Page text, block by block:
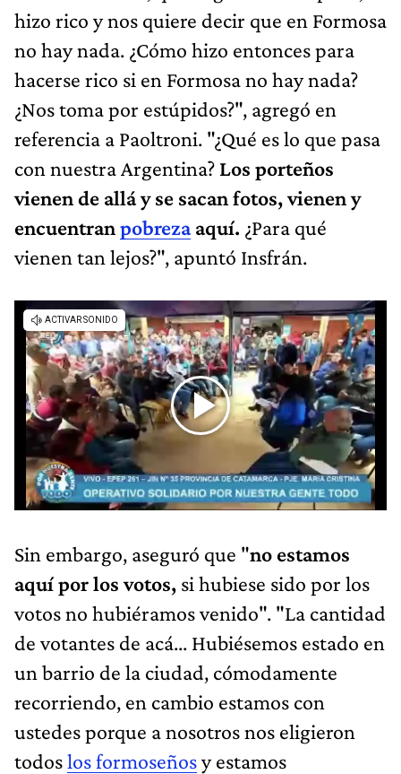
hizo rico y nos quiere decir que en Formosa
no hay nada. ¿Cómo hizo entonces para
hacerse rico si en Formosa no hay nada?
¿Nos toma por estúpidos?", agregó en
referencia a Paoltroni. "¿Qué es lo que pasa
con nuestra Argentina? Los porteños
vienen de allá y se sacan fotos, vienen y
encuentranpobrezaaquí. ¿Para qué
vienen tan lejos?", apuntó Insfrán.
Sin embargo, aseguró que "no estamos
aquí por los votos, si hubiese sido por los
votos no hubiéramos venido". "La cantidad
de votantes de acá... Hubiésemos estado en
un barrio de la ciudad, cómodamente
recorriendo, en cambio estamos con
ustedes porque a nosotros nos eligieron
todoslos formoseñosy estamos